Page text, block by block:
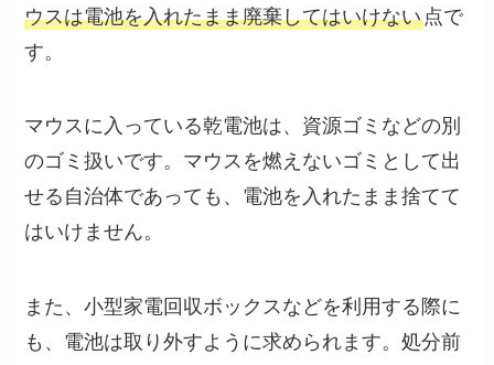
ウスは電池を入れたまま廃棄してはいけない点で
す。
マウスに入っている乾電池は、資源ゴミなどの別
のゴミ扱いです。マウスを燃えないゴミとして出
せる自治体であっても、電池を入れたまま捨てて
はいけません。
また、小型家電回収ボックスなどを利用する際に
も、電池は取り外すように求められます。処分前